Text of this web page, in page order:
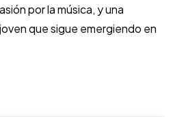
por la música, y una
que sigue emergiendo en